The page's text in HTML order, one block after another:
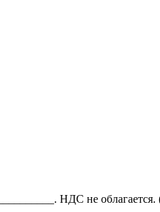
НДС не